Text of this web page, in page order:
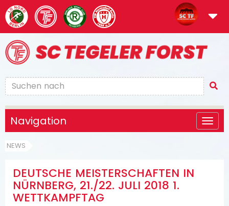
Navigation
NEWS
DEUTSCHE MEISTERSCHAFTEN IN
NÜRNBERG, 21./22. JULI 2018 1.
WETTKAMPFTAG